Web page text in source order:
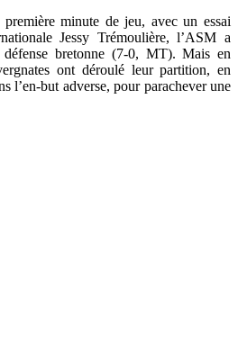
minute de jeu, avec un essai
Jessy Trémoulière, l’ASM a
bretonne (7-0, MT). Mais en
ont déroulé leur partition, en
l’en-but adverse, pour parachever une